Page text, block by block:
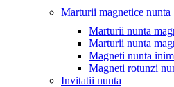
Marturii magnetice nunta
Marturii nunta
Marturii nunta
Magneti nunta
Magneti rotunzi
Invitatii nunta